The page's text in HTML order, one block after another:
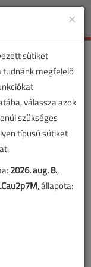
Toggle
×
sütiket
tudnánk megfelelő
válassza azok
szükséges
típusú sütiket
2026. aug. 8.,
, állapota: